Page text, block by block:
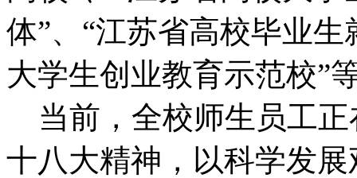
体”、“江苏省高校毕业
大学生创业教育示范校”
当前，全校师生员工正
十八大精神，以科学发